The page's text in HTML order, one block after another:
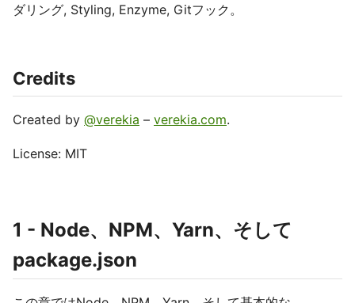
ダリング, Styling, Enzyme, Gitフック。
Credits
Created by @verekia – verekia.com.
License: MIT
1 - Node、NPM、Yarn、そして
package.json